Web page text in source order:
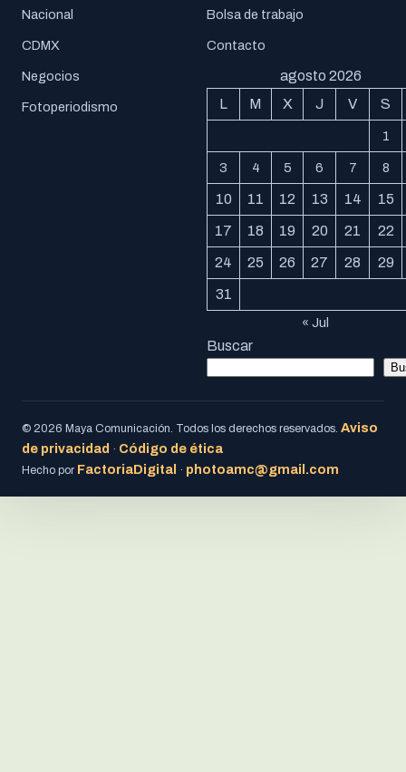
Nacional
CDMX
Negocios
Fotoperiodismo
Bolsa de trabajo
Contacto
agosto 2026
L
M X J V S
1
3 4 5 6 7 8
10 11 12 13 14 15
17 18 19 20 21 22
24 25 26 27 28 29
31
« Jul
Buscar
© 2026 Maya Comunicación. Todos los derechos reservados. Aviso
de privacidad · Código de ética
Hecho por FactoriaDigital · photoamc@gmail.com